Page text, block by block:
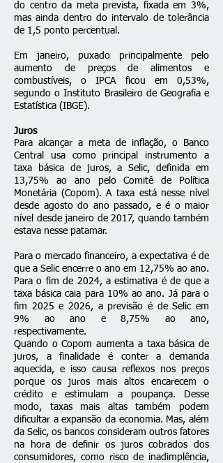
do centro da meta prevista, fixada em 3%,
mas ainda dentro do intervalo de tolerância
de 1,5 ponto percentual.
Em janeiro, puxado principalmente pelo
aumento de preços de alimentos e
combustíveis, oIPCA ficou em 0,53%,
segundo o Instituto Brasileiro de Geografia e
Estatística (IBGE).
Juros
Para alcançar a meta de inflação, o Banco
Central usa como principal instrumento a
taxa básica de juros, a Selic, definida em
13,75% ao ano pelo Comitê de Política
Monetária (Copom). A taxa está nesse nível
desde agosto do ano passado, e é o maior
nível desde janeiro de 2017, quando também
estava nesse patamar.
Para o mercado financeiro, a expectativa é de
que a Selic encerre o ano em 12,75% ao ano.
Para o fim de 2024, a estimativa é de que a
taxa básica caia para 10% ao ano. Já para o
fim 2025 e 2026, a previsão é de Selic em
9% ao ano e 8,75% ao ano,
respectivamente.
Quando o Copom aumenta a taxa básica de
juros, a finalidade é conter a demanda
aquecida, e isso causa reflexos nos preços
porque os juros mais altos encarecem o
crédito e estimulam a poupança. Desse
modo, taxas mais altas também podem
dificultar a expansão da economia. Mas, além
da Selic, os bancos consideram outros fatores
na hora de definir os juros cobrados dos
consumidores, como risco de inadimplência,